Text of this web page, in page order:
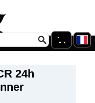
24h